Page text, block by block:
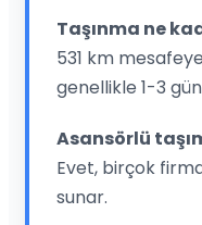
Taşınma ne
531 km
genellikle 1-3
Asansörlü
Evet, birçok
sunar.